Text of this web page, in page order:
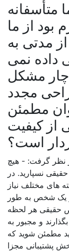
متأسفانه
بود از ما
مدتی به
نمی
مشکل
مجدد
مطمئن
کیفیت
است؟
نظر گرفت: - هیچ
نسپارید. در
مختلف نیاز
یک شخص به طور
حقیقی هر لحظه
و مجبور به
مطمئن شوید که
مجزا